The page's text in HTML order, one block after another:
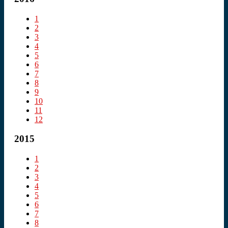
1
2
3
4
5
6
7
8
9
10
11
12
2015
1
2
3
4
5
6
7
8